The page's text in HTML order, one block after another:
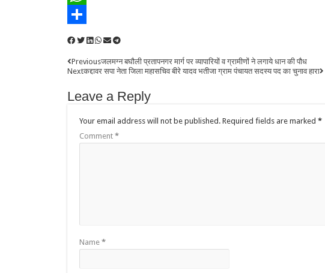
WhatsApp
Previousजलमग्न बघौली प्रतापनगर मार्ग पर व्यापारियों व ग्रामीणों ने लगाये धान की पौध
Nextकद्दावर सपा नेता जिला महासचिव बीरे यादव भतीजा ग्राम पंचायत सदस्य पद का चुनाव हारा
Leave a Reply
Your email address will not be published. Required fields are marked *
Comment *
Name *